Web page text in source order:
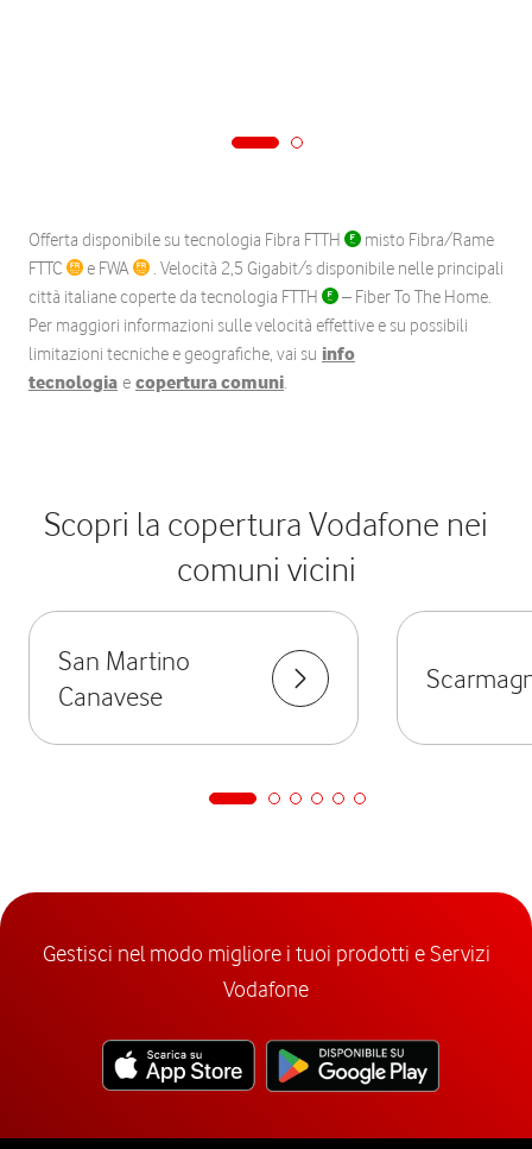
Offerta disponibile su tecnologia Fibra FTTH
misto Fibra/Rame
FTTC
e FWA
. Velocità 2,5 Gigabit/s disponibile nelle principali
città italiane coperte da tecnologia FTTH
– Fiber To The Home.
Per maggiori informazioni sulle velocità effettive e su possibili
limitazioni tecniche e geografiche, vai su info
tecnologia e copertura comuni.
Scopri la copertura Vodafone nei
comuni vicini
San Martino
Canavese
Gestisci nel modo migliore i tuoi prodotti e Servizi
Vodafone